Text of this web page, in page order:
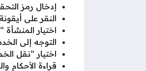
إدخال رمز
النقر على
اختيار المنشأة
التوجه إلى
اختيار “نقل
قراءة الأحكام